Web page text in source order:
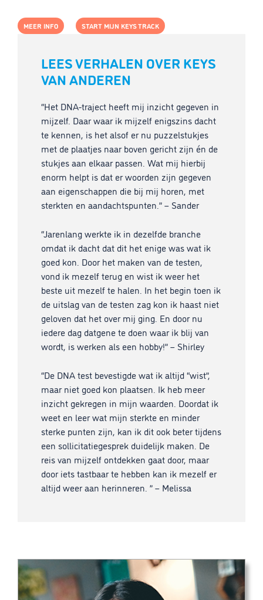
MEER INFO START MIJN KEYS TRACK
LEES VERHALEN OVER KEYS
VAN ANDEREN
“Het DNA-traject heeft mij inzicht gegeven in
mijzelf. Daar waar ik mijzelf enigszins dacht
te kennen, is het alsof er nu puzzelstukjes
met de plaatjes naar boven gericht zijn én de
stukjes aan elkaar passen. Wat mij hierbij
enorm helpt is dat er woorden zijn gegeven
aan eigenschappen die bij mij horen, met
sterkten en aandachtspunten.” – Sander
“Jarenlang werkte ik in dezelfde branche
omdat ik dacht dat dit het enige was wat ik
goed kon. Door het maken van de testen,
vond ik mezelf terug en wist ik weer het
beste uit mezelf te halen. In het begin toen ik
de uitslag van de testen zag kon ik haast niet
geloven dat het over mij ging. En door nu
iedere dag datgene te doen waar ik blij van
wordt, is werken als een hobby!” – Shirley
“De DNA test bevestigde wat ik altijd “wist”,
maar niet goed kon plaatsen. Ik heb meer
inzicht gekregen in mijn waarden. Doordat ik
weet en leer wat mijn sterkte en minder
sterke punten zijn, kan ik dit ook beter tijdens
een sollicitatiegesprek duidelijk maken. De
reis van mijzelf ontdekken gaat door, maar
door iets tastbaar te hebben kan ik mezelf er
altijd weer aan herinneren. ” – Melissa